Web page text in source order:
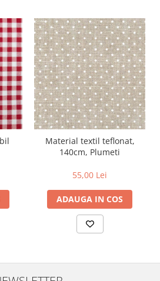
Material textil teflonat,
140cm, Plumeti
55,00 Lei
ADAUGA IN COS